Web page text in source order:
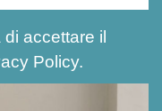
accettare il
Policy.